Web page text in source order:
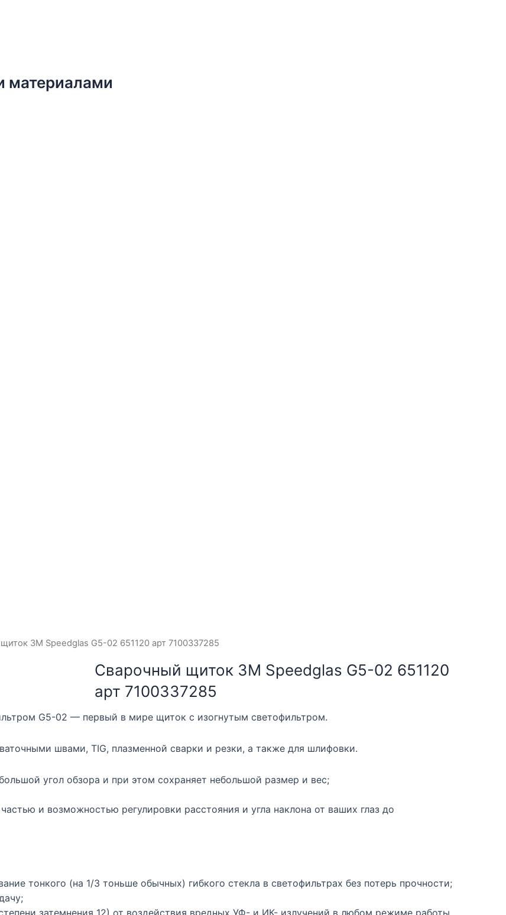
материалами
3М Speedglas G5-02 651120 арт 7100337285
Сварочный щиток 3М Speedglas G5-02 651120
арт 7100337285
G5-02 — первый в мире щиток с изогнутым светофильтром.
швами, TIG, плазменной сварки и резки, а также для шлифовки.
угол обзора и при этом сохраняет небольшой размер и вес;
и возможностью регулировки расстояния и угла наклона от ваших глаз до
тонкого (на 1/3 тоньше обычных) гибкого стекла в светофильтрах без потерь прочности;